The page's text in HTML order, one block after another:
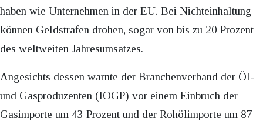
haben wie Unternehmen in der EU. Bei Nichteinhaltung
können Geldstrafen drohen, sogar von bis zu 20 Prozent
des weltweiten Jahresumsatzes.
Angesichts dessen warnte der Branchenverband der Öl-
und Gasproduzenten (IOGP) vor einem Einbruch der
Gasimporte um 43 Prozent und der Rohölimporte um 87